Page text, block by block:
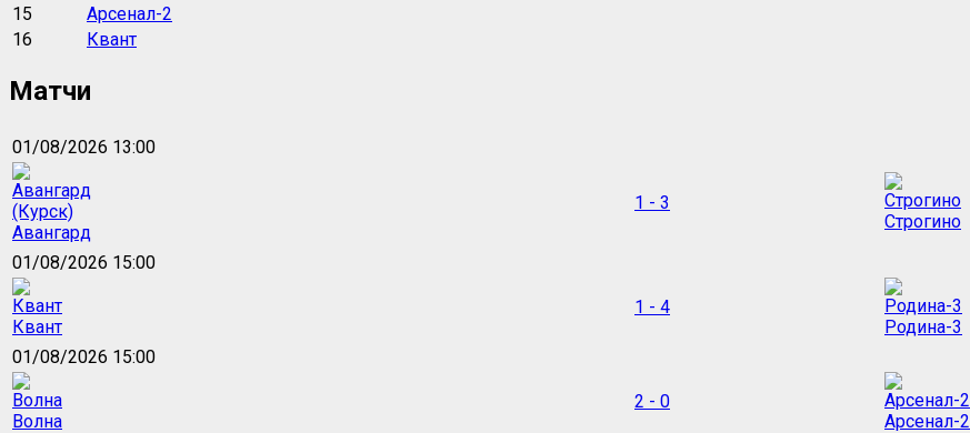
15
Арсенал-2
16
Квант
Матчи
01/08/2026 13:00
Авангард
1 - 3
Строгино
01/08/2026 15:00
Квант
1 - 4
Родина-3
01/08/2026 15:00
Волна
2 - 0
Арсенал-2